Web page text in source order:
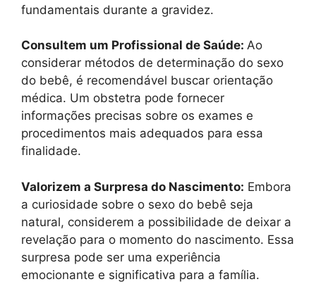
fundamentais durante a gravidez.
Consultem um Profissional de Saúde: Ao
considerar métodos de determinação do sexo
do bebê, é recomendável buscar orientação
médica. Um obstetra pode fornecer
informações precisas sobre os exames e
procedimentos mais adequados para essa
finalidade.
Valorizem a Surpresa do Nascimento: Embora
a curiosidade sobre o sexo do bebê seja
natural, considerem a possibilidade de deixar a
revelação para o momento do nascimento. Essa
surpresa pode ser uma experiência
emocionante e significativa para a família.